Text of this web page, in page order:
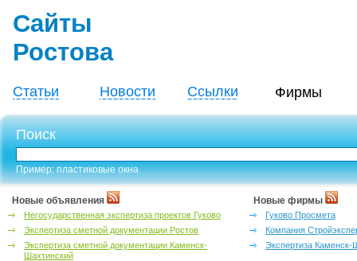
Сайты
Ростова
Статьи Новости Ссылки Фирмы
Поиск
Пример: пластиковые окна
Новые объявления
Негосударственная экспертиза проектов Гуково
Экспертиза сметной документации Ростов
Экспертиза сметной документации Каменск-
Шахтинский
Новые фирмы
Гуково Просмета
Компания
Экспертиза Каменск-